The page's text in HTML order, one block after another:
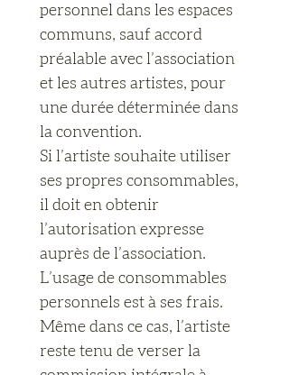
personnel dans les espaces
communs, sauf accord
préalable avec l’association
et les autres artistes, pour
une durée déterminée dans
la convention.
Si l’artiste souhaite utiliser
ses propres consommables,
il doit en obtenir
l’autorisation expresse
auprès de l’association.
L’usage de consommables
personnels est à ses frais.
Même dans ce cas, l’artiste
reste tenu de verser la